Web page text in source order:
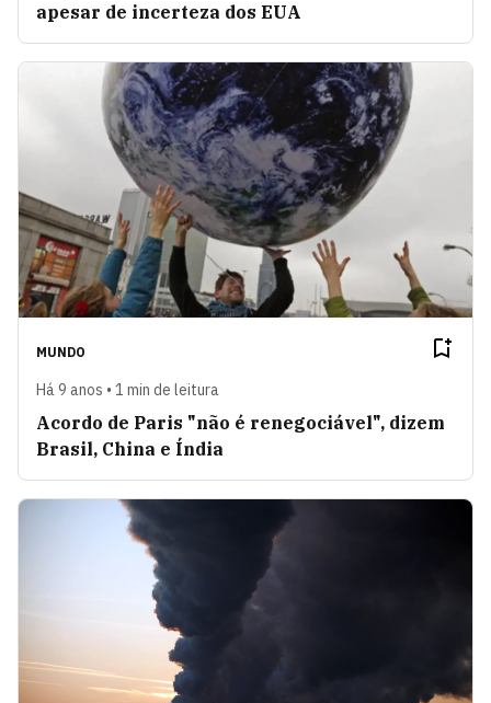
apesar de incerteza dos EUA
MUNDO
Há 9 anos • 1 min de leitura
Acordo de Paris "não é renegociável", dizem
Brasil, China e Índia